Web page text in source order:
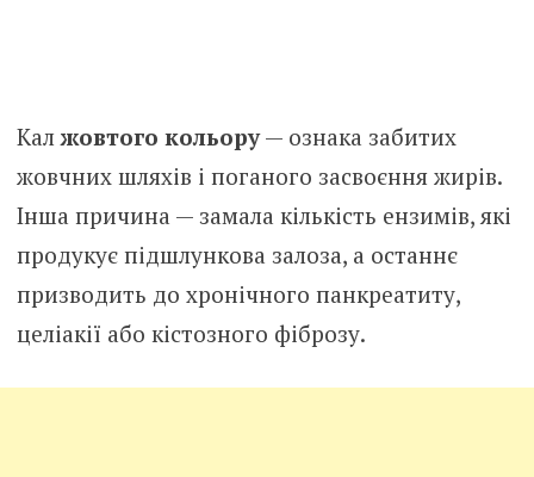
Калжовтого кольору— ознака забитих
жовчних шляхів і поганого засвоєння жирів.
Інша причина — замала кількість ензимів, які
продукує підшлункова залоза, а останнє
призводить до хронічного панкреатиту,
целіакії або кістозного фіброзу.